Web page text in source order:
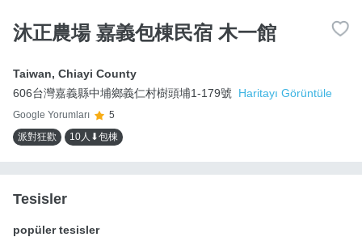
沐正農場 嘉義包棟民宿 木一館
Taiwan, Chiayi County
606台灣嘉義縣中埔鄉義仁村樹頭埔1-179號
Haritayı Görüntüle
Google Yorumları
5
派對狂歡
10人⬇包棟
Tesisler
popüler tesisler